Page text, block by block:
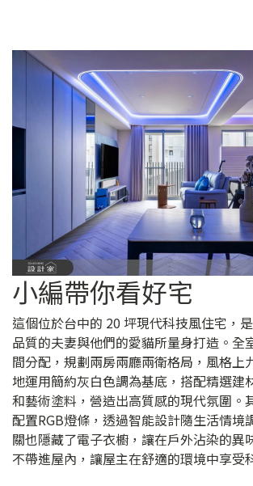
小編帶你看好宅
這個位於台中的 20 坪現代科技風住宅，
品質的夫妻與他們的愛貓所量身打造。全
間分配，規劃兩房兩廳兩衛格局，風格上
地運用簡約灰白色調為基底，搭配精選建
和藝術塗料，營造出高質感的現代氛圍。
配置RGB燈條，透過智能設計隨生活情境
關也隱藏了電子衣櫥，讓在戶外沾染的異
不帶進屋內，讓屋主在舒適的環境中享受